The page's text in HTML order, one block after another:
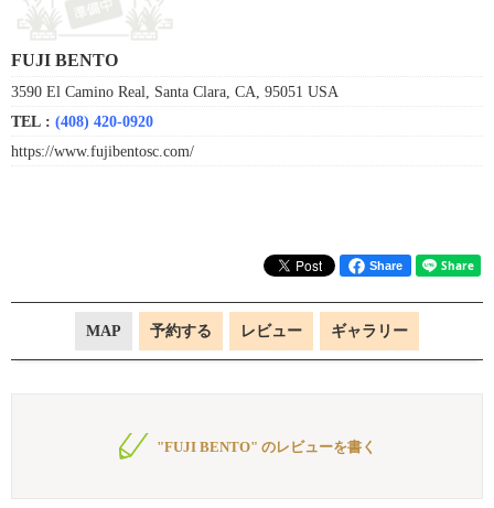
FUJI BENTO
3590 El Camino Real, Santa Clara, CA, 95051 USA
TEL : (408) 420-0920
https://www.fujibentosc.com/
Share
MAP 予約する レビュー ギャラリー
"FUJI BENTO" のレビューを書く